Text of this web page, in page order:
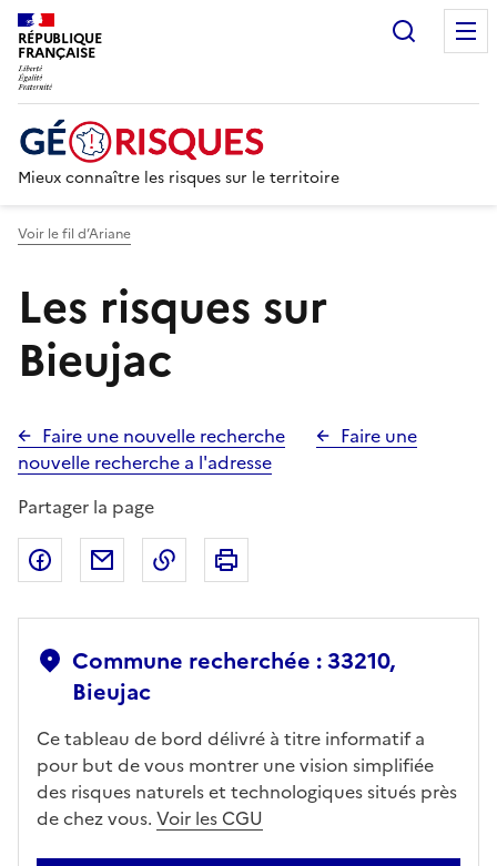
RÉPUBLIQUE
FRANÇAISE
Mieux connaître les risques sur le territoire
Voir le fil d’Ariane
Les risques sur
Bieujac
Faire une nouvelle recherche
Faire une
nouvelle recherche a l'adresse
Partager la page
Partager sur Facebook
Partager par emailCopier dans le presse-papier
Commune recherchée : 33210,
Bieujac
Ce tableau de bord délivré à titre informatif a
pour but de vous montrer une vision simplifiée
des risques naturels et technologiques situés près
de chez vous. Voir les CGU